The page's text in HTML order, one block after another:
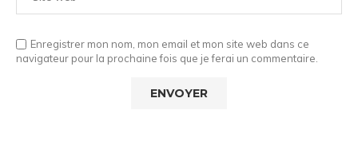
Enregistrer mon nom, mon email et mon site web dans ce
navigateur pour la prochaine fois que je ferai un commentaire.